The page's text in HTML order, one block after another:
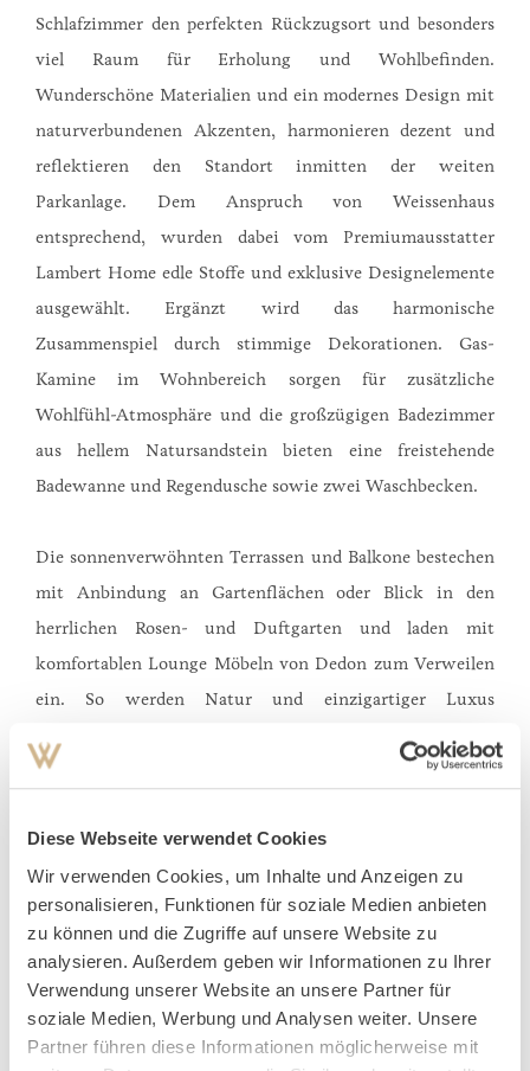
Diese Webseite verwendet Cookies
Wir verwenden Cookies, um Inhalte und Anzeigen zu
personalisieren, Funktionen für soziale Medien anbieten
zu können und die Zugriffe auf unsere Website zu
analysieren. Außerdem geben wir Informationen zu Ihrer
Verwendung unserer Website an unsere Partner für
soziale Medien, Werbung und Analysen weiter. Unsere
Partner führen diese Informationen möglicherweise mit
Schlafzimmer den perfekten Rückzugsort und besonders
viel Raum für Erholung und Wohlbefinden.
Wunderschöne Materialien und ein modernes Design mit
naturverbundenen Akzenten, harmonieren dezent und
reflektieren den Standort inmitten der weiten
Parkanlage. Dem Anspruch von Weissenhaus
entsprechend, wurden dabei vom Premiumausstatter
Lambert Home edle Stoffe und exklusive Designelemente
ausgewählt. Ergänzt wird das harmonische
Zusammenspiel durch stimmige Dekorationen. Gas-
Kamine im Wohnbereich sorgen für zusätzliche
Wohlfühl-Atmosphäre und die großzügigen Badezimmer
aus hellem Natursandstein bieten eine freistehende
Badewanne und Regendusche sowie zwei Waschbecken.
Die sonnenverwöhnten Terrassen und Balkone bestechen
mit Anbindung an Gartenflächen oder Blick in den
herrlichen Rosen- und Duftgarten und laden mit
komfortablen Lounge Möbeln von Dedon zum Verweilen
ein. So werden Natur und einzigartiger Luxus
kann in die Weite schweifen.
Die Sorgfalt, mit der die Suiten in der Orangerie
ausgestattet wurden, spiegelt sich auch in funktionalen
Details wieder, wie einem eigenen Weinklimaschrank
oder der Option, eine der Suiten für weitere
Begleitpersonen mit einem zusätzlichen Schlafzimmer zu
verbinden.